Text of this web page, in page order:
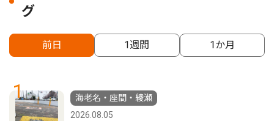
グ
前日 1週間 1か月
1
海老名・座間・綾瀬
2026.08.05